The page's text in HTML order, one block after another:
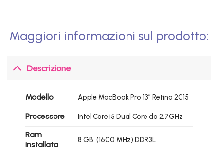
Maggiori informazioni sul prodotto:
Descrizione
Modello Apple MacBook Pro 13″ Retina 2015
Processore Intel Core i5 Dual Core da 2.7GHz
Ram
installata
8 GB (1600 MHz) DDR3L